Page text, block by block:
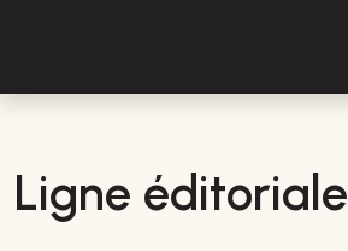
Ligne éditoriale